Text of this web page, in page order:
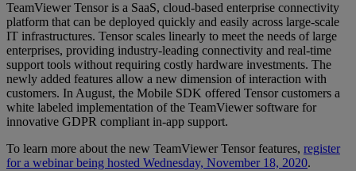
TeamViewer Tensor is a SaaS, cloud-based enterprise connectivity
platform that can be deployed quickly and easily across large-scale
IT infrastructures. Tensor scales linearly to meet the needs of large
enterprises, providing industry-leading connectivity and real-time
support tools without requiring costly hardware investments. The
newly added features allow a new dimension of interaction with
customers. In August, the Mobile SDK offered Tensor customers a
white labeled implementation of the TeamViewer software for
innovative GDPR compliant in-app support.
To learn more about the new TeamViewer Tensor features, register
for a webinar being hosted Wednesday, November 18, 2020.